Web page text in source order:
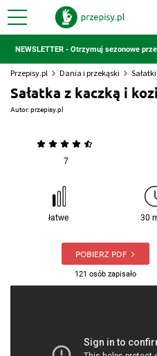
NEWSLETTER - Otrzymuj sezonowe
Przepisy.pl Dania i przekąski Sałatki
Sałatka z kaczką i
Autor:przepisy.pl
7
łatwe 30
POBIERZ PDF
121 osób zapisało